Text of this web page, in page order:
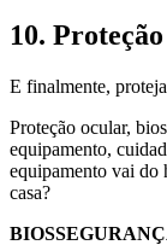
10. Proteção
E finalmente,
Proteção ocular,
equipamento,
equipamento vai do
casa?